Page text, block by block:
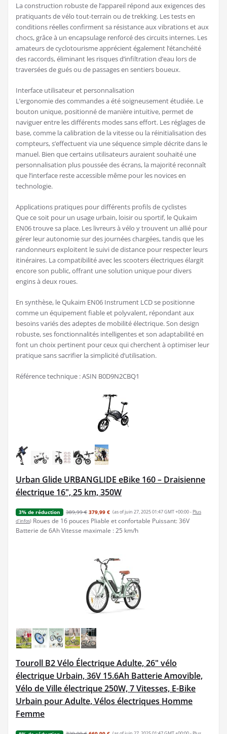
La construction robuste de l’appareil répond aux exigences des
pratiquants de vélo tout-terrain ou de trekking. Les tests en
conditions réelles confirment sa résistance aux vibrations et aux
chocs, grâce à un encapsulage renforcé des circuits internes. Les
amateurs de cyclotourisme apprécient également l’étanchéité
des raccords, éliminant les risques d’infiltration d’eau lors de
traversées de gués ou de passages en sentiers boueux.
Interface utilisateur et personnalisation
L’ergonomie des commandes a été soigneusement étudiée. Le
bouton unique, positionné de manière intuitive, permet de
naviguer entre les différents modes sans effort. Les réglages de
base, comme la calibration de la vitesse ou la réinitialisation des
compteurs, s’effectuent via une séquence simple décrite dans le
manuel. Bien que certains utilisateurs auraient souhaité une
personnalisation plus poussée des écrans, la majorité reconnaît
que l’interface reste accessible même pour les novices en
technologie.
Applications pratiques pour différents profils de cyclistes
Que ce soit pour un usage urbain, loisir ou sportif, le Qukaim
EN06 trouve sa place. Les livreurs à vélo y trouvent un allié pour
gérer leur autonomie sur des journées chargées, tandis que les
randonneurs exploitent le suivi de distance pour respecter leurs
itinéraires. La compatibilité avec les scooters électriques élargit
encore son public, offrant une solution unique pour divers
engins à deux roues.
En synthèse, le Qukaim EN06 Instrument LCD se positionne
comme un équipement fiable et polyvalent, répondant aux
besoins variés des adeptes de mobilité électrique. Son design
robuste, ses fonctionnalités intelligentes et son adaptabilité en
font un choix pertinent pour ceux qui cherchent à optimiser leur
pratique sans sacrifier la simplicité d’utilisation.
Référence technique : ASIN B0D9N2CBQ1
Urban Glide URBANGLIDE eBike 160 – Draisienne
électrique 16", 25 km, 350W
3% de réduction 389,99 € 379,99 € (as of juin 27, 2025 01:47 GMT +00:00 - Plus
d’infos) Roues de 16 pouces Pliable et confortable Puissant: 36V
Batterie de 6Ah Vitesse maximale : 25 km/h
Touroll B2 Vélo Électrique Adulte, 26" vélo
électrique Urbain, 36V 15.6Ah Batterie Amovible,
Vélo de Ville électrique 250W, 7 Vitesses, E-Bike
Urbain pour Adulte, Vélos électriques Homme
Femme